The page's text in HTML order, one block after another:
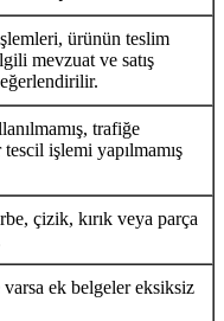
ürünün teslim
mevzuat ve satış
trafiğe
işlemi yapılmamış
çizik, kırık veya parça
ek belgeler eksiksiz